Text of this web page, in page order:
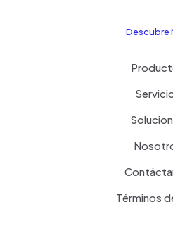
Descubre
Términos